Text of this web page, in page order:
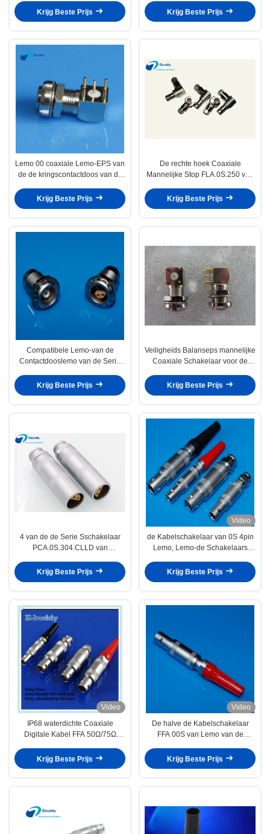
Krijg Beste Prijs
Video Militair
Krijg Beste Prijs
Lemo 00 coaxiale Lemo-EPS van
de de kringscontactdoos van de
Elleboogschakelaar EPS.00.250
Krijg Beste Prijs
De rechte hoek Coaxiale
Mannelijke Stop FLA.0S.250 van
0S
Krijg Beste Prijs
Compatibele Lemo-van de
Contactdooslemo van de Serie
ERA.0S.304.CLL
Krijg Beste Prijs
Veiligheids Balanseps mannelijke
Coaxiale Schakelaar voor de
Kringsraad
Krijg Beste Prijs
4 van de de Serie Sschakelaar
PCA.0S.304.CLLD van
Maanschakelaar Halve de Stop
Vrije Contactdoos
Krijg Beste Prijs
Video
de Kabelschakelaar van 0S 4pin
Lemo, Lemo-de Schakelaars
Sdraad
Krijg Beste Prijs
Video
IP68 waterdichte Coaxiale
Digitale Kabel FFA 50Ω/75Ω
Krijg Beste Prijs
Video
De halve de Kabelschakelaar
FFA 00S van Lemo van de
plateerde Huisvesting
Krijg Beste Prijs